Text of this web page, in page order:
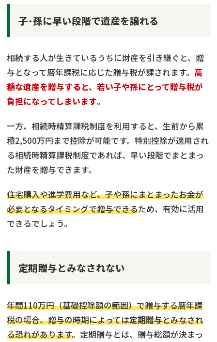
子･孫に早い段階で遺産を譲れる
相続する人が生きているうちに財産を引き継ぐと、贈
与となって暦年課税に応じた贈与税が課されます。 高
額な遺産を贈与すると、若い子や孫にとって贈与税が
負担になってしまいます。
一方、相続時精算課税制度を利用すると、生前から累
積2,500万円まで控除が可能です。特別控除が適用され
る相続時精算課税制度であれば、早い段階でまとまっ
た財産を贈与できます。
住宅購入や進学費用など、子や孫にまとまったお金が
必要となるタイミングで贈与できるため、有効に活用
できるでしょう。
定期贈与とみなされない
年間110万円（基礎控除額の範囲）で贈与する暦年課
税の場合、贈与の時期によっては定期贈与とみなされ
る恐れがあります。定期贈与とは、贈与総額が決まっ